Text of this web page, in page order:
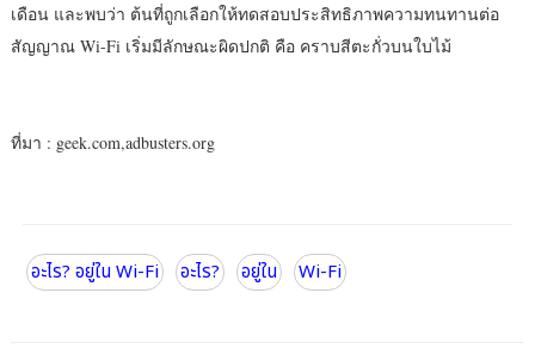
เดือน และพบว่า ต้นที่ถูกเลือกให้ทดสอบประสิทธิภาพความทนทานต่อ
สัญญาณ Wi-Fi เริ่มมีลักษณะผิดปกติ คือ คราบสีตะกั่วบนใบไม้
ที่มา : geek.com,adbusters.org
อะไร? อยู่ใน Wi-Fi อะไร? อยู่ใน Wi-Fi